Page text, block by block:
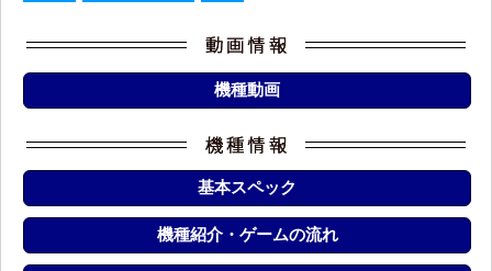
機種動画
基本スペック
機種紹介・ゲームの流れ